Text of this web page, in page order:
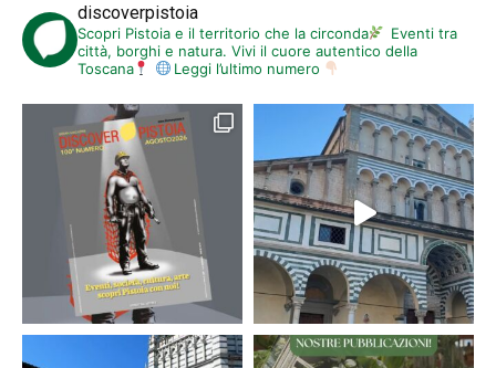
discoverpistoia
Scopri Pistoia e il territorio che la circonda
Eventi tra
città, borghi e natura. Vivi il cuore autentico della
Toscana
Leggi l’ultimo numero